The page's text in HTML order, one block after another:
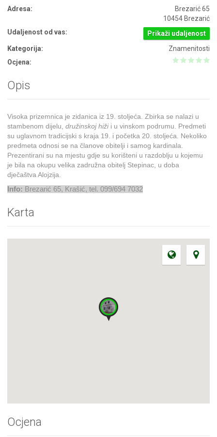
Adresa:
Brezarić 65
10454 Brezarić
Udaljenost od vas:
Prikaži udaljenost
Kategorija:
Znamenitosti
Ocjena:
Opis
Visoka prizemnica je zidanica iz 19. stoljeća. Zbirka se nalazi u
stambenom dijelu, družinskoj hiži i u vinskom podrumu. Predmeti
su uglavnom tradicijski s kraja 19. i početka 20. stoljeća. Nekoliko
predmeta odnosi se na članove obitelji i samog kardinala.
Prezentirani su na mjestu gdje su korišteni u razdoblju u kojemu
je bila na okupu velika zadružna obitelj Stepinac, u doba
dječaštva Alojzija.
Info: Brezarić 65, Krašić, tel. 099/694 7032
Karta
Ocjena